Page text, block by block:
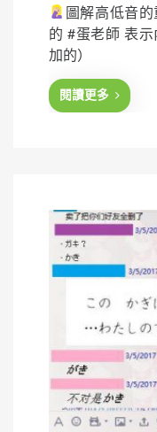
s
t
d
圖解高低音
的 #蛋老師 表
加的）
閱讀更多